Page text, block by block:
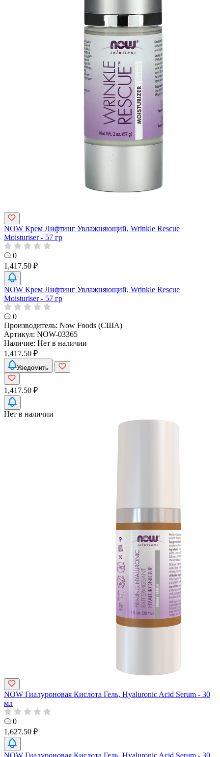
NOW Крем Лифтинг Увлажняющий, Wrinkle Rescue
Moisturiser - 57 гр
0
1,417.50 ₽
NOW Крем Лифтинг Увлажняющий, Wrinkle Rescue
Moisturiser - 57 гр
0
Производитель: Now Foods (США)
Артикул: NOW-03365
Наличие: Нет в наличии
1,417.50 ₽
Уведомить
1,417.50 ₽
Нет в наличии
NOW Гиалуроновая Кислота Гель, Hyaluronic Acid Serum - 30
мл
0
1,627.50 ₽
NOW Гиалуроновая Кислота Гель, Hyaluronic Acid Serum - 30